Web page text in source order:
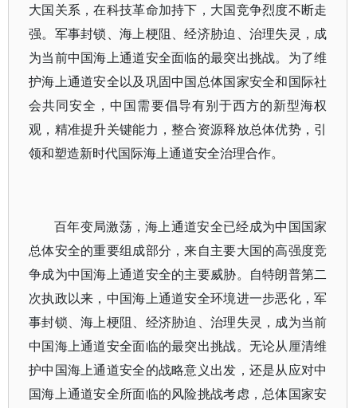
大国关系，在科技革命加持下，大国竞争烈度不断走
强。军事封锁、海上梗阻、经济胁迫、治理失灵，成
为当前中国海上通道安全面临的最突出挑战。为了维
护海上通道安全以及巩固中国总体国家安全和国际社
会共同安全，中国需要倡导有别于西方的新型海权
观，精准提升关键能力，整合资源释放总体优势，引
领和塑造新时代国际海上通道安全治理合作。
百年变局激荡，海上通道安全已经成为中国国家
总体安全的重要组成部分，来自主要大国的高强度竞
争成为中国海上通道安全的主要威胁。自特朗普第二
次执政以来，中国海上通道安全环境进一步恶化，军
事封锁、海上梗阻、经济胁迫、治理失灵，成为当前
中国海上通道安全面临的最突出挑战。无论从厘清维
护中国海上通道安全的战略意义出发，还是从应对中
国海上通道安全所面临的风险挑战考虑，总体国家安